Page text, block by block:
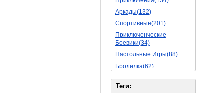
Аркады(132)
Спортивные(201)
Приключенческие
Боевики(34)
Настольные Игры(88)
Бродилка(62)
Стратегии(77)
Боевые RPG(50)
Теги: